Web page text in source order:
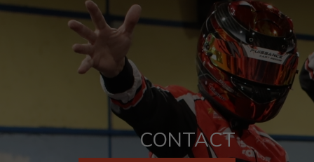
CONTACT